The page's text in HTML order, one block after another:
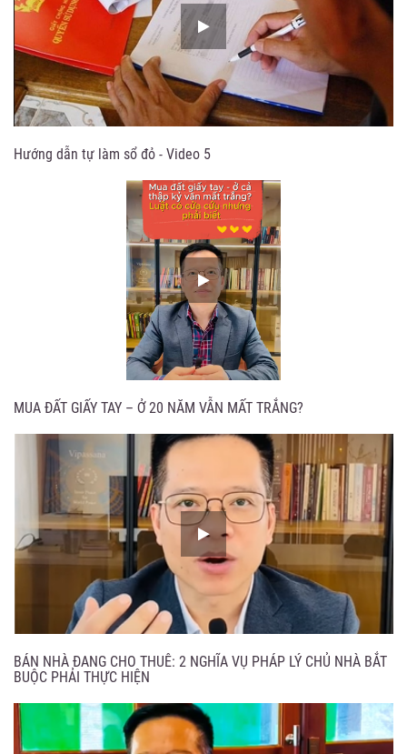
Hướng dẫn tự làm sổ đỏ - Video 5
MUA ĐẤT GIẤY TAY – Ở 20 NĂM VẪN MẤT TRẮNG?
BÁN NHÀ ĐANG CHO THUÊ: 2 NGHĨA VỤ PHÁP LÝ CHỦ NHÀ BẮT
BUỘC PHẢI THỰC HIỆN